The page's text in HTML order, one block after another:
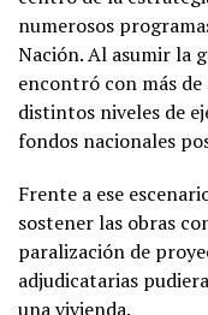
numerosos
Nación. Al asumir la
encontró con más de
distintos niveles de
fondos nacionales
Frente a ese
sostener las obras
paralización de
adjudicatarias
una vivienda.